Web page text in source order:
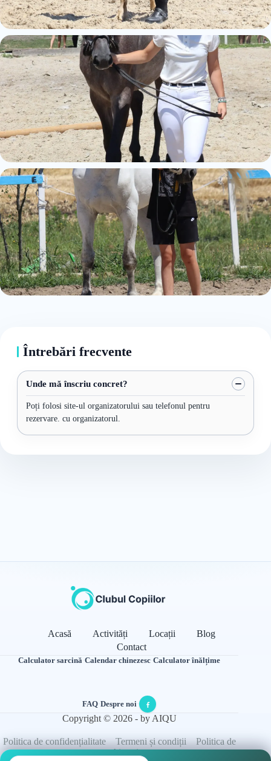
Întrebări frecvente
Unde mă înscriu concret?
Poți folosi site-ul organizatorului sau telefonul pentru
rezervare. cu organizatorul.
Acasă Activități Locații
Blog
Contact
Calculator sarcină·Calendar chinezesc·Calculator înălțime
FAQ·Despre noi·
Copyright © 2026 - by AIQU
Politica de confidențialitate Termeni și condiții
Politica de
cookie-uri